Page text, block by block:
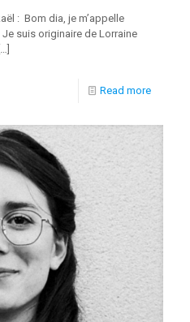
: Bom dia, je m’appelle
suis originaire de Lorraine
[…]
Read more